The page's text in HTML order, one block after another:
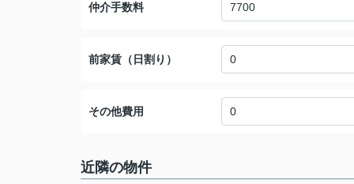
仲介手数料
前家賃（日割り）
その他費用
近隣の物件